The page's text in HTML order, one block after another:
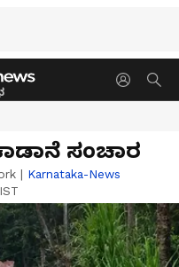
ಸಂಚಾರ
| Karnataka-News